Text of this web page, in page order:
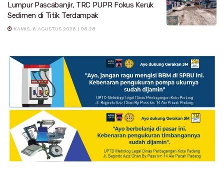
Lumpur Pascabanjir, TRC PUPR Fokus Keruk
Sedimen di Titik Terdampak
KAMIS, 6 AGUSTUS 2026 | 06:28